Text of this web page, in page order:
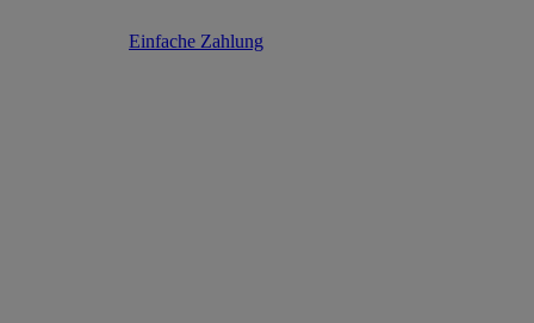
Einfache Zahlung